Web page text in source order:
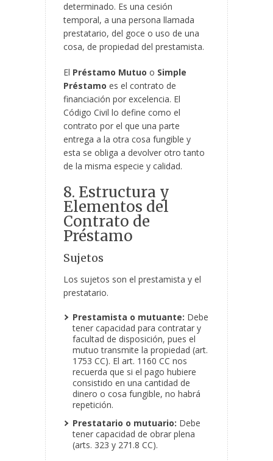
determinado. Es una cesión
temporal, a una persona llamada
prestatario, del goce o uso de una
cosa, de propiedad del prestamista.
El Préstamo Mutuo o Simple
Préstamo es el contrato de
financiación por excelencia. El
Código Civil lo define como el
contrato por el que una parte
entrega a la otra cosa fungible y
esta se obliga a devolver otro tanto
de la misma especie y calidad.
8. Estructura y
Elementos del
Contrato de
Préstamo
Sujetos
Los sujetos son el prestamista y el
prestatario.
Prestamista o mutuante: Debe
tener capacidad para contratar y
facultad de disposición, pues el
mutuo transmite la propiedad (art.
1753 CC). El art. 1160 CC nos
recuerda que si el pago hubiere
consistido en una cantidad de
dinero o cosa fungible, no habrá
repetición.
Prestatario o mutuario: Debe
tener capacidad de obrar plena
(arts. 323 y 271.8 CC).